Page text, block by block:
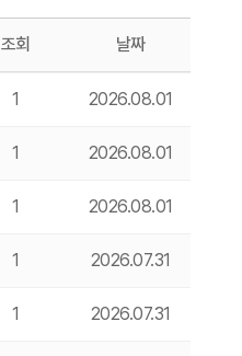
조회 날짜
1 2026.08.01
1 2026.08.01
1 2026.08.01
1 2026.07.31
1 2026.07.31